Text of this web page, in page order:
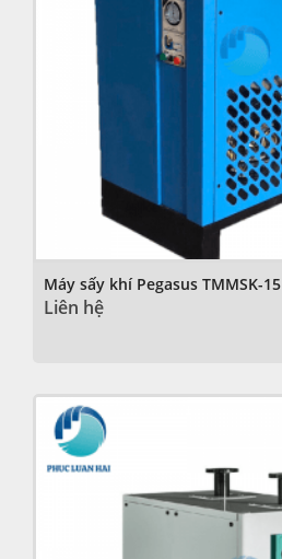
Máy sấy khí Pegasus TMMSK-15
Liên hệ